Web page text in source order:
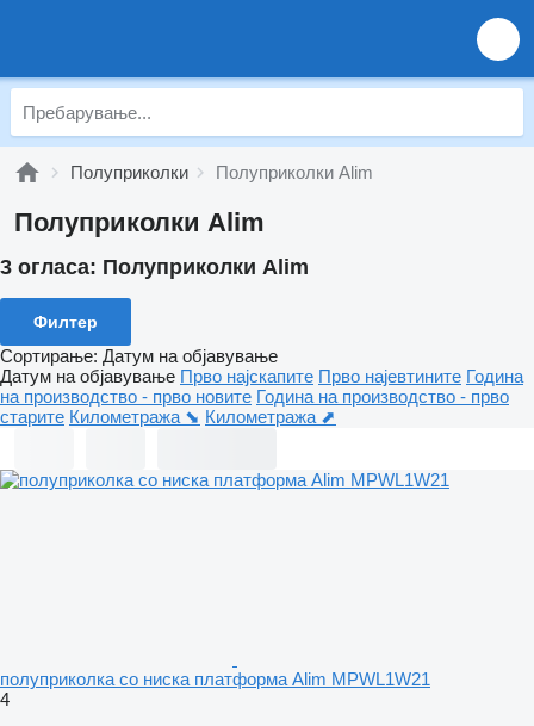
Полуприколки Полуприколки Alim
Полуприколки Alim
3 огласа: Полуприколки Alim
Филтер
Сортирање: Датум на објавување
Датум на објавување Прво најскапите Прво најевтините Година
на производство - прво новите Година на производство - прво
старите Километража ⬊ Километража ⬈
полуприколка со ниска платформа Alim MPWL1W21
4